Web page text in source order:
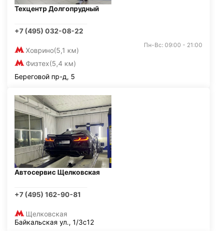
Техцентр Долгопрудный
+7 (495) 032-08-22
Ховрино(5,1 км)
Физтех(5,4 км)
Пн-Вс: 09:00 - 21:00
Береговой пр-д, 5
Автосервис Щелковская
+7 (495) 162-90-81
Щелковская
Байкальская ул., 1/3с12